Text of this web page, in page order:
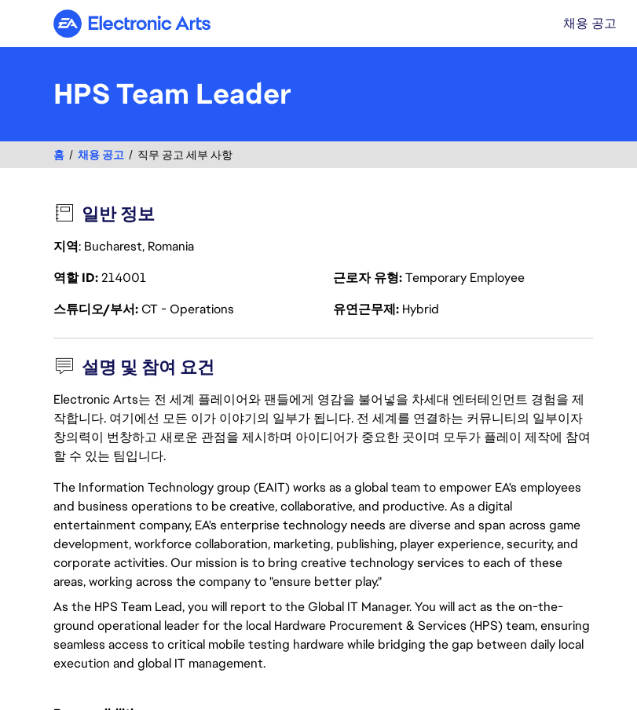
Electronic Arts 채용 공고
HPS Team Leader
홈 채용 공고 직무 공고 세부 사항
일반 정보
지역: Bucharest, Romania
역할 ID214001 근로자 유형 Temporary Employee
스튜디오/부서CT - Operations 유연근무제 Hybrid
설명 및 참여 요건
Electronic Arts는 전 세계 플레이어와 팬들에게 영감을 불어넣을 차세대 엔터테인먼트 경험을 제
작합니다. 여기에선 모든 이가 이야기의 일부가 됩니다. 전 세계를 연결하는 커뮤니티의 일부이자
창의력이 번창하고 새로운 관점을 제시하며 아이디어가 중요한 곳이며 모두가 플레이 제작에 참여
할 수 있는 팀입니다.
The Information Technology group (EAIT) works as a global team to empower EA's employees
and business operations to be creative, collaborative, and productive. As a digital
entertainment company, EA's enterprise technology needs are diverse and span across game
development, workforce collaboration, marketing, publishing, player experience, security, and
corporate activities. Our mission is to bring creative technology services to each of these
areas, working across the company to "ensure better play."
As the HPS Team Lead, you will report to the Global IT Manager. You will act as the on-the-
ground operational leader for the local Hardware Procurement & Services (HPS) team, ensuring
seamless access to critical mobile testing hardware while bridging the gap between daily local
execution and global IT management.